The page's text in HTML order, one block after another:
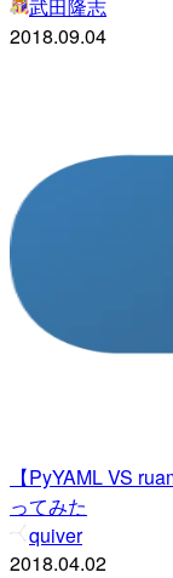
武田隆志
2018.09.04
【PyYAML VS
ってみた
quiver
2018.04.02